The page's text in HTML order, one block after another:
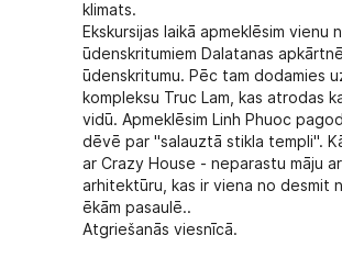
klimats.
Ekskursijas laikā apmeklēsim vienu
ūdenskritumiem Dalatanas
ūdenskritumu. Pēc tam dodamies
kompleksu Truc Lam, kas atrodas
vidū. Apmeklēsim Linh Phuoc
dēvē par "salauztā stikla templi".
ar Crazy House - neparastu māju
arhitektūru, kas ir viena no desmit
ēkām pasaulē..
Atgriešanās viesnīcā.